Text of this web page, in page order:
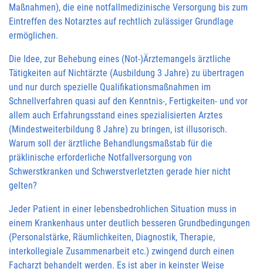
Maßnahmen), die eine notfallmedizinische Versorgung bis zum
Eintreffen des Notarztes auf rechtlich zulässiger Grundlage
ermöglichen.
Die Idee, zur Behebung eines (Not-)Ärztemangels ärztliche
Tätigkeiten auf Nichtärzte (Ausbildung 3 Jahre) zu übertragen
und nur durch spezielle Qualifikationsmaßnahmen im
Schnellverfahren quasi auf den Kenntnis-, Fertigkeiten- und vor
allem auch Erfahrungsstand eines spezialisierten Arztes
(Mindestweiterbildung 8 Jahre) zu bringen, ist illusorisch.
Warum soll der ärztliche Behandlungsmaßstab für die
präklinische erforderliche Notfallversorgung von
Schwerstkranken und Schwerstverletzten gerade hier nicht
gelten?
Jeder Patient in einer lebensbedrohlichen Situation muss in
einem Krankenhaus unter deutlich besseren Grundbedingungen
(Personalstärke, Räumlichkeiten, Diagnostik, Therapie,
interkollegiale Zusammenarbeit etc.) zwingend durch einen
Facharzt behandelt werden. Es ist aber in keinster Weise